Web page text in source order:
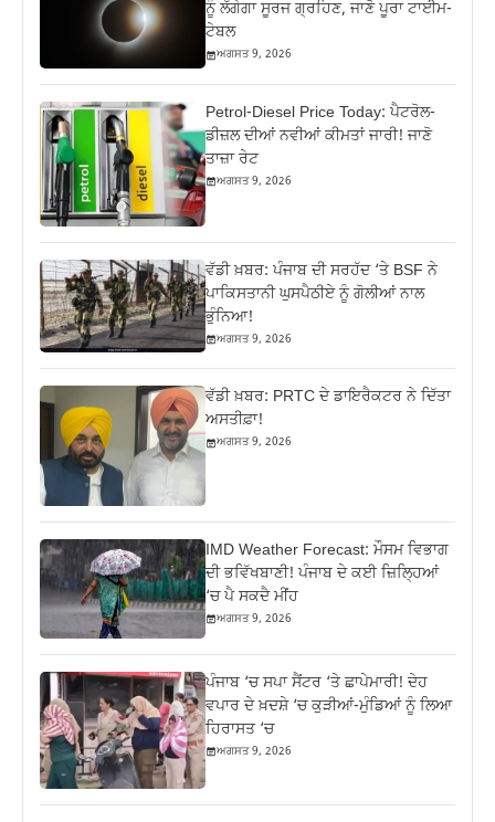
ਨੂੰ ਲੱਗੇਗਾ ਸੂਰਜ ਗ੍ਰਹਿਣ, ਜਾਣੋ ਪੂਰਾ ਟਾਈਮ-
ਟੇਬਲ
ਅਗਸਤ 9, 2026
Petrol-Diesel Price Today: ਪੈਟਰੋਲ-
ਡੀਜ਼ਲ ਦੀਆਂ ਨਵੀਆਂ ਕੀਮਤਾਂ ਜਾਰੀ! ਜਾਣੋ
ਤਾਜ਼ਾ ਰੇਟ
ਅਗਸਤ 9, 2026
ਵੱਡੀ ਖ਼ਬਰ: ਪੰਜਾਬ ਦੀ ਸਰਹੱਦ ‘ਤੇ BSF ਨੇ
ਪਾਕਿਸਤਾਨੀ ਘੁਸਪੈਠੀਏ ਨੂੰ ਗੋਲੀਆਂ ਨਾਲ
ਭੁੰਨਿਆ!
ਅਗਸਤ 9, 2026
ਵੱਡੀ ਖ਼ਬਰ: PRTC ਦੇ ਡਾਇਰੈਕਟਰ ਨੇ ਦਿੱਤਾ
ਅਸਤੀਫ਼ਾ!
ਅਗਸਤ 9, 2026
IMD Weather Forecast: ਮੌਸਮ ਵਿਭਾਗ
ਦੀ ਭਵਿੱਖਬਾਣੀ! ਪੰਜਾਬ ਦੇ ਕਈ ਜ਼ਿਲ੍ਹਿਆਂ
‘ਚ ਪੈ ਸਕਦੈ ਮੀਂਹ
ਅਗਸਤ 9, 2026
ਪੰਜਾਬ ‘ਚ ਸਪਾ ਸੈਂਟਰ ‘ਤੇ ਛਾਪੇਮਾਰੀ! ਦੇਹ
ਵਪਾਰ ਦੇ ਖ਼ਦਸ਼ੇ ‘ਚ ਕੁੜੀਆਂ-ਮੁੰਡਿਆਂ ਨੂੰ ਲਿਆ
ਹਿਰਾਸਤ ‘ਚ
ਅਗਸਤ 9, 2026